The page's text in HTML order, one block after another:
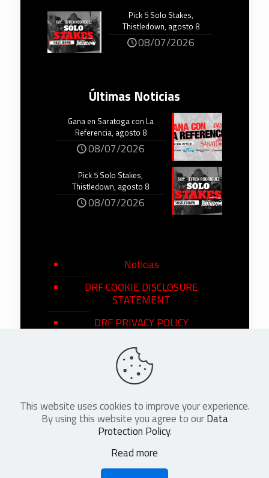
Pick 5 Solo Stakes,
Thistledown, agosto 8
08/07/2026
Últimas Noticias
Gana en Saratoga con La
Referencia, agosto 8
08/07/2026
Pick 5 Solo Stakes,
Thistledown, agosto 8
08/07/2026
Noticias
DRF COOKIE DISCLOSURE
STATEMENT
DRF PRIVACY POLICY
©2026DRF en Español. All Rights
Reserved
This website uses cookies to improve your experience.
By using this website you agree to ourData
Protection Policy.
Read more